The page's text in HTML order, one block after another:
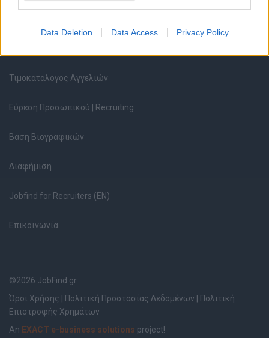
Data Deletion Data Access Privacy Policy
Τιμοκατάλογος Αγγελιών
Εύρεση Προσωπικού | Recruiting
Βάση Βιογραφικών
Διαφήμιση
Jobfind for Recruiters (EN)
Επικοινωνία
©2026 JobFind.gr
Όροι Χρήσης
Πολιτική Προστασίας Δεδομένων
Πολιτική
Επιστροφής Χρημάτων
An EXACT e-business solutions project!